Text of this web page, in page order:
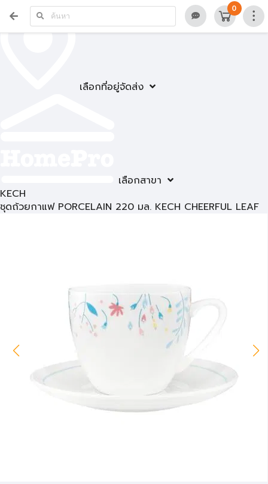
เลือกที่อยู่จัดส่ง
เลือกสาขา
0
KECH
ชุดถ้วยกาแฟ PORCELAIN 220 มล. KECH CHEERFUL LEAF